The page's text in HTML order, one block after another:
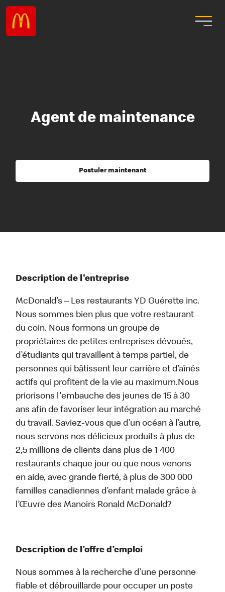
Agent de maintenance
Postuler maintenant
Description de l'entreprise
McDonald’s – Les restaurants YD Guérette inc.
Nous sommes bien plus que votre restaurant
du coin. Nous formons un groupe de
propriétaires de petites entreprises dévoués,
d’étudiants qui travaillent à temps partiel, de
personnes qui bâtissent leur carrière et d’aînés
actifs qui profitent de la vie au maximum.Nous
priorisons l'embauche des jeunes de 15 à 30
ans afin de favoriser leur intégration au marché
du travail. Saviez-vous que d’un océan à l’autre,
nous servons nos délicieux produits à plus de
2,5 millions de clients dans plus de 1 400
restaurants chaque jour ou que nous venons
en aide, avec grande fierté, à plus de 300 000
familles canadiennes d’enfant malade grâce à
l’Œuvre des Manoirs Ronald McDonald?
Description de l’offre d’emploi
Nous sommes à la recherche d’une personne
fiable et débrouillarde pour occuper un poste